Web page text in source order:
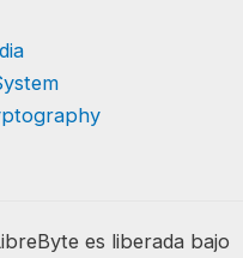
es liberada bajo